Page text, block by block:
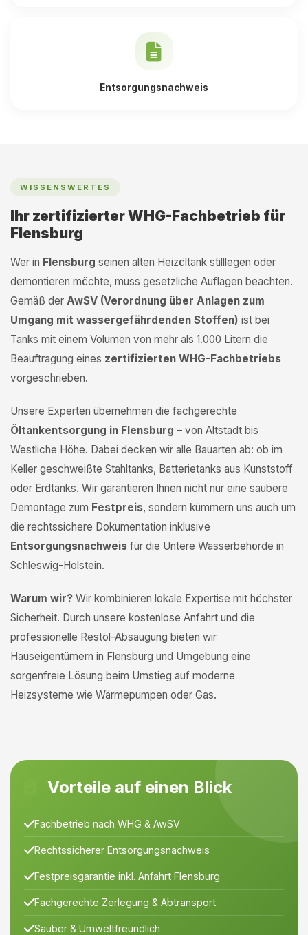
Entsorgungsnachweis
WISSENSWERTES
Ihr zertifizierter WHG-Fachbetrieb für
Flensburg
Wer in Flensburg seinen alten Heizöltank stilllegen oder
demontieren möchte, muss gesetzliche Auflagen beachten.
Gemäß der AwSV (Verordnung über Anlagen zum
Umgang mit wassergefährdenden Stoffen) ist bei
Tanks mit einem Volumen von mehr als 1.000 Litern die
Beauftragung eines zertifizierten WHG-Fachbetriebs
vorgeschrieben.
Unsere Experten übernehmen die fachgerechte
Öltankentsorgung in Flensburg – von Altstadt bis
Westliche Höhe. Dabei decken wir alle Bauarten ab: ob im
Keller geschweißte Stahltanks, Batterietanks aus Kunststoff
oder Erdtanks. Wir garantieren Ihnen nicht nur eine saubere
Demontage zum Festpreis, sondern kümmern uns auch um
die rechtssichere Dokumentation inklusive
Entsorgungsnachweis für die Untere Wasserbehörde in
Schleswig-Holstein.
Warum wir? Wir kombinieren lokale Expertise mit höchster
Sicherheit. Durch unsere kostenlose Anfahrt und die
professionelle Restöl-Absaugung bieten wir
Hauseigentümern in Flensburg und Umgebung eine
sorgenfreie Lösung beim Umstieg auf moderne
Heizsysteme wie Wärmepumpen oder Gas.
Vorteile auf einen Blick
Fachbetrieb nach WHG & AwSV
Rechtssicherer Entsorgungsnachweis
Festpreisgarantie inkl. Anfahrt Flensburg
Fachgerechte Zerlegung & Abtransport
Sauber & Umweltfreundlich